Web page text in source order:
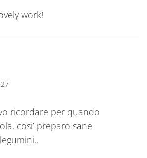
work!
ricordare per quando
cosi’ preparo sane